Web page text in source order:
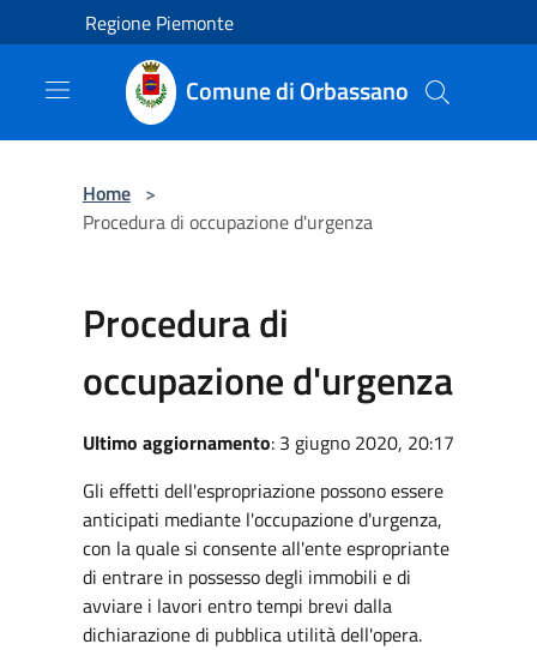
Salta al contenuto principale
Regione Piemonte
Comune di Orbassano
Home >
Procedura di occupazione d'urgenza
Procedura di
occupazione d'urgenza
Ultimo aggiornamento: 3 giugno 2020, 20:17
Gli effetti dell'espropriazione possono essere
anticipati mediante l'occupazione d'urgenza,
con la quale si consente all'ente espropriante
di entrare in possesso degli immobili e di
avviare i lavori entro tempi brevi dalla
dichiarazione di pubblica utilità dell'opera.